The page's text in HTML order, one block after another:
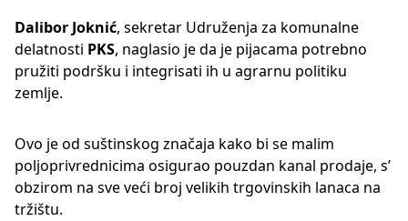
Dalibor Joknić, sekretar Udruženja za komunalne
delatnosti PKS, naglasio je da je pijacama potrebno
pružiti podršku i integrisati ih u agrarnu politiku
zemlje.
Ovo je od suštinskog značaja kako bi se malim
poljoprivrednicima osigurao pouzdan kanal prodaje, s’
obzirom na sve veći broj velikih trgovinskih lanaca na
tržištu.